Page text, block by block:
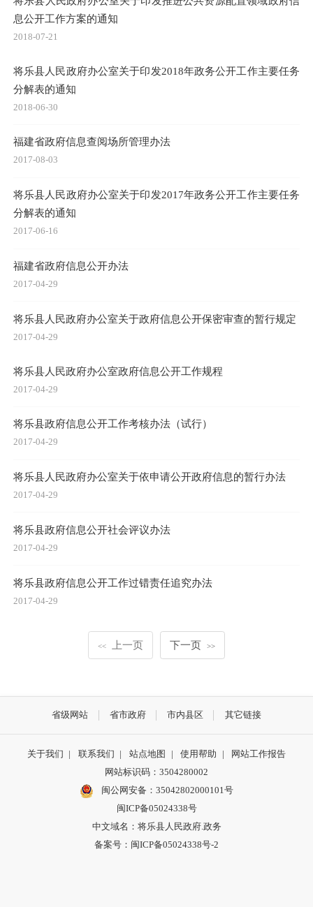
息公开工作方案的通知
2018-07-21
将乐县人民政府办公室关于印发2018年政务公开工作主要任务
分解表的通知
2018-06-30
福建省政府信息查阅场所管理办法
2017-08-03
将乐县人民政府办公室关于印发2017年政务公开工作主要任务
分解表的通知
2017-06-16
福建省政府信息公开办法
2017-04-29
将乐县人民政府办公室关于政府信息公开保密审查的暂行规定
2017-04-29
将乐县人民政府办公室政府信息公开工作规程
2017-04-29
将乐县政府信息公开工作考核办法（试行）
2017-04-29
将乐县人民政府办公室关于依申请公开政府信息的暂行办法
2017-04-29
将乐县政府信息公开社会评议办法
2017-04-29
将乐县政府信息公开工作过错责任追究办法
2017-04-29
<< 上一页 下一页 >>
省级网站 省市政府 市内县区 其它链接
关于我们 | 联系我们 | 站点地图 | 使用帮助 |
网站工作报告
网站标识码：3504280002
闽公网安备：35042802000101号
闽ICP备05024338号
中文域名：将乐县人民政府.政务
备案号：闽ICP备05024338号-2